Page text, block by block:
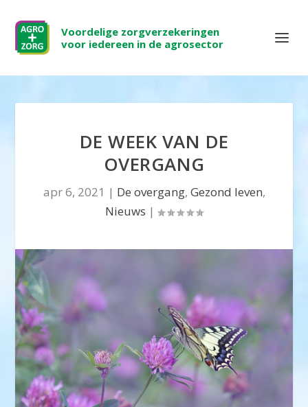
Voordelige zorgverzekeringen
voor iedereen in de agrosector
DE WEEK VAN DE
OVERGANG
apr 6, 2021 | De overgang, Gezond leven,
Nieuws |